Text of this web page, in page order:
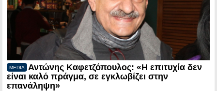
MEDIA
Αντώνης Καφετζόπουλος: «Η επιτυχία δεν
είναι καλό πράγμα, σε εγκλωβίζει στην
επανάληψη»